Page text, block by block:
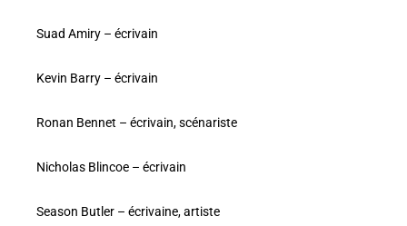
Suad Amiry – écrivain
Kevin Barry – écrivain
Ronan Bennet – écrivain, scénariste
Nicholas Blincoe – écrivain
Season Butler – écrivaine, artiste